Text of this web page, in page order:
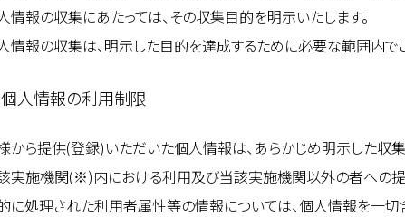
情報の収集にあたっては、その収集目的を明示いたします。
情報の収集は、明示した目的を達成するために必要な範囲内で
個人情報の利用制限
から提供(登録)いただいた個人情報は、あらかじめ明示した収
実施機関(※)内における利用及び当該実施機関以外の者への提
に処理された利用者属性等の情報については、個人情報を一切